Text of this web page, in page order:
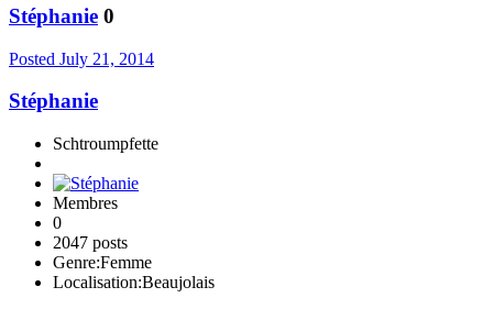
Stéphanie 0
Posted July 21, 2014
Stéphanie
Schtroumpfette
Membres
0
2047 posts
Genre:Femme
Localisation:Beaujolais